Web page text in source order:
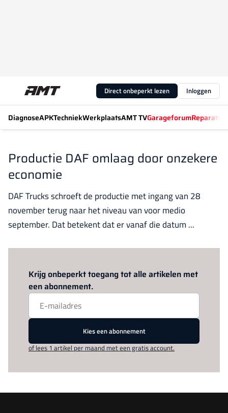
Direct onbeperkt lezen Inloggen
DiagnoseAPKTechniekWerkplaatsAMT TVGarageforum
Productie DAF omlaag door onzekere
economie
DAF Trucks schroeft de productie met ingang van 28
november terug naar het niveau van voor medio
september. Dat betekent dat er vanaf die datum ...
Krijg onbeperkt toegang tot alle artikelen met
een abonnement.
Kies een abonnement
of lees 1 artikel per maand met een gratis account.